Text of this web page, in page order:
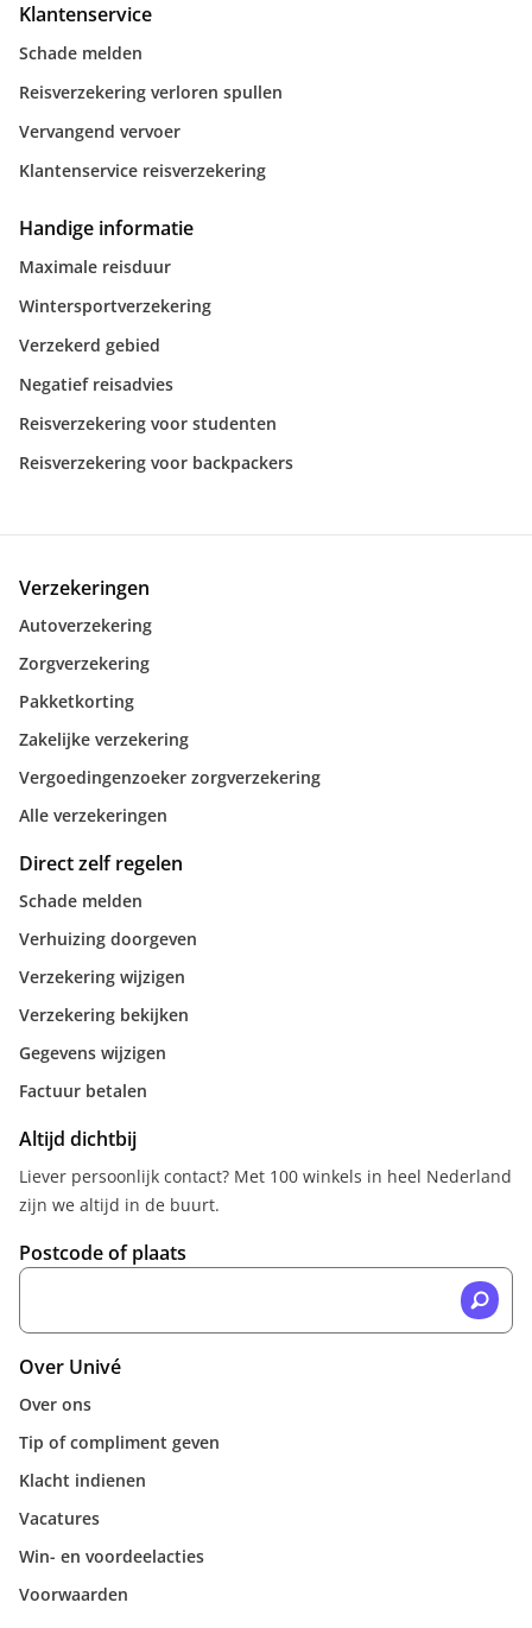
Klantenservice
Schade melden
Reisverzekering verloren spullen
Vervangend vervoer
Klantenservice reisverzekering
Handige informatie
Maximale reisduur
Wintersportverzekering
Verzekerd gebied
Negatief reisadvies
Reisverzekering voor studenten
Reisverzekering voor backpackers
Verzekeringen
Autoverzekering
Zorgverzekering
Pakketkorting
Zakelijke verzekering
Vergoedingenzoeker zorgverzekering
Alle verzekeringen
Direct zelf regelen
Schade melden
Verhuizing doorgeven
Verzekering wijzigen
Verzekering bekijken
Gegevens wijzigen
Factuur betalen
Altijd dichtbij
Liever persoonlijk contact? Met 100 winkels in heel Nederland
zijn we altijd in de buurt.
Postcode of plaats
Over Univé
Over ons
Tip of compliment geven
Klacht indienen
Vacatures
Win- en voordeelacties
Voorwaarden